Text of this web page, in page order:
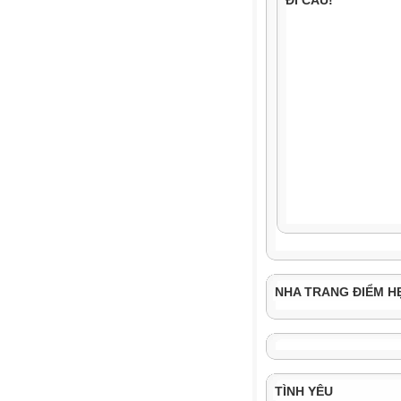
NHA TRANG ĐIỂM
TÌNH YÊU